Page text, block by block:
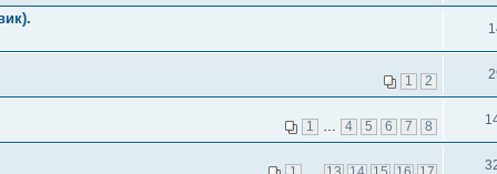
1 2
1 … 4 5 6 7 8